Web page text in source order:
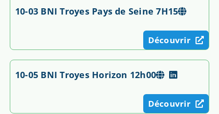
10-03 BNI Troyes Pays de Seine 7H15
Découvrir
10-05 BNI Troyes Horizon 12h00
Découvrir